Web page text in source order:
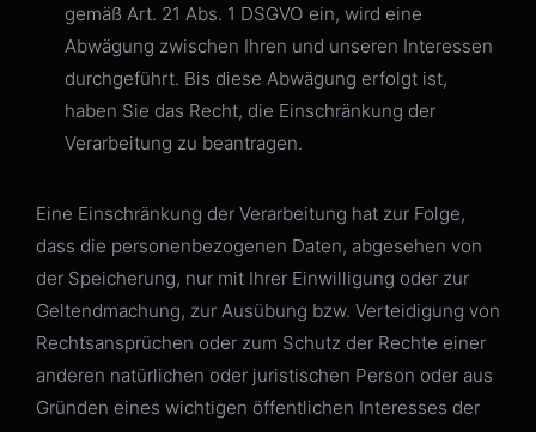
gemäß Art. 21 Abs. 1 DSGVO ein, wird eine
Abwägung zwischen Ihren und unseren Interessen
durchgeführt. Bis diese Abwägung erfolgt ist,
haben Sie das Recht, die Einschränkung der
Verarbeitung zu beantragen.
Eine Einschränkung der Verarbeitung hat zur Folge,
dass die personenbezogenen Daten, abgesehen von
der Speicherung, nur mit Ihrer Einwilligung oder zur
Geltendmachung, zur Ausübung bzw. Verteidigung von
Rechtsansprüchen oder zum Schutz der Rechte einer
anderen natürlichen oder juristischen Person oder aus
Gründen eines wichtigen öffentlichen Interesses der